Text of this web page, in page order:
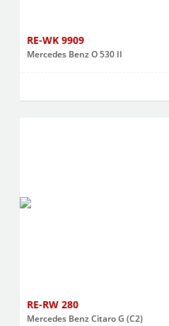
RE-WK 9909
Mercedes Benz O 530 II
RE-RW 280
Mercedes Benz Citaro G (C2)